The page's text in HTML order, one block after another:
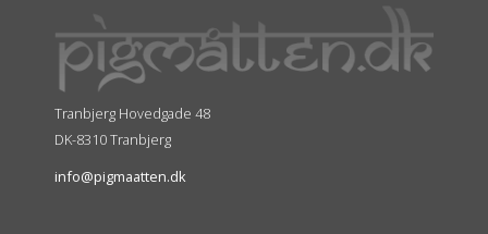
Tranbjerg Hovedgade 48
DK-8310 Tranbjerg
info@pigmaatten.dk